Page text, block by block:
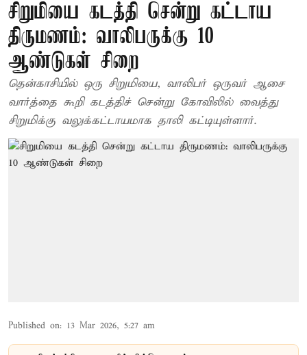
சிறுமியை கடத்தி சென்று கட்டாய
திருமணம்: வாலிபருக்கு 10
ஆண்டுகள் சிறை
தென்காசியில் ஒரு சிறுமியை, வாலிபர் ஒருவர் ஆசை
வார்த்தை கூறி கடத்திச் சென்று கோவிலில் வைத்து
சிறுமிக்கு வலுக்கட்டாயமாக தாலி கட்டியுள்ளார்.
Published on: 13 Mar 2026, 5:27 am